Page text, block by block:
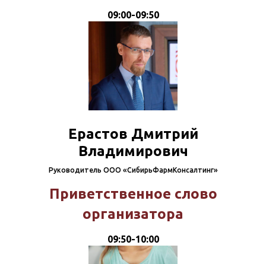
09:00-09:50
Ерастов Дмитрий
Владимирович
Руководитель ООО «СибирьФармКонсалтинг»
Приветственное слово
организатора
09:50-10:00